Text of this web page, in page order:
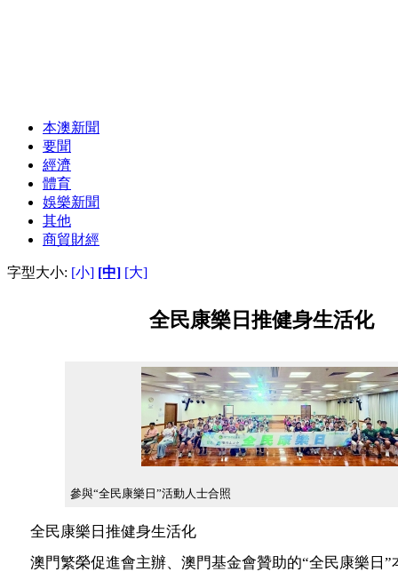
本澳新聞
要聞
經濟
體育
娛樂新聞
其他
商貿財經
字型大小: [小] [中] [大]
全民康樂日推健身生活化
參與“全民康樂日”活動人士合照
全民康樂日推健身生活化
澳門繁榮促進會主辦、澳門基金會贊助的“全民康樂日”